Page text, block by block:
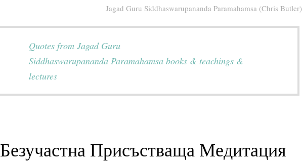
Jagad Guru Siddhaswarupananda Paramahamsa (Chris Butler)
Quotes from Jagad Guru
Siddhaswarupananda Paramahamsa books & teachings &
lectures
Безучастна Присъстваща Медитация